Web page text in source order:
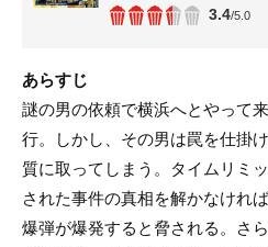
3.4/5.0
あらすじ
謎の男の依頼で横浜へとやって
行。しかし、その男は罠を仕掛
質に取ってしまう。タイムリミ
された事件の真相を解かなけれ
爆弾が爆発すると脅される。さ